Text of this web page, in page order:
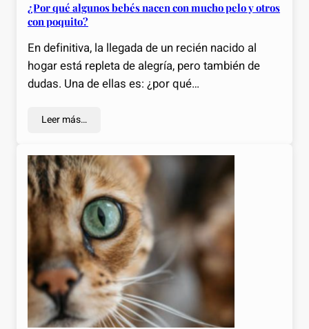
¿Por qué algunos bebés nacen con mucho pelo y otros
con poquito?
En definitiva, la llegada de un recién nacido al
hogar está repleta de alegría, pero también de
dudas. Una de ellas es: ¿por qué…
Leer más…